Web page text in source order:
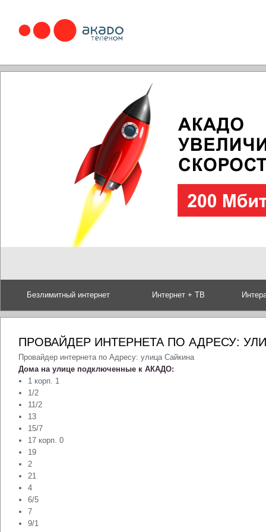
Безлимитный интернет Интернет + ТВ
ПРОВАЙДЕР ИНТЕРНЕТА ПО АДРЕСУ:
Провайдер интернета по Адресу: улица Сайкина
Дома на улице подключенные к АКАДО:
1 корп. 1
1/2
11/2
13
15/7
17 корп. 0
19
2
21
4
6/5
7
9/1